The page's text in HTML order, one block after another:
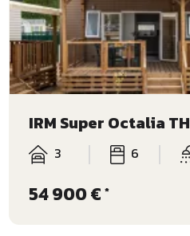
IRM Super Octalia TH
3 6
54 900 € *